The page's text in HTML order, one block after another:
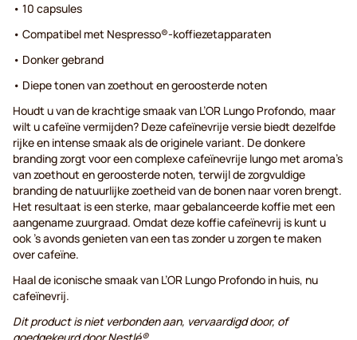
• 10 capsules
• Compatibel met Nespresso®-koffiezetapparaten
• Donker gebrand
• Diepe tonen van zoethout en geroosterde noten
Houdt u van de krachtige smaak van L’OR Lungo Profondo, maar
wilt u cafeïne vermijden? Deze cafeïnevrije versie biedt dezelfde
rijke en intense smaak als de originele variant. De donkere
branding zorgt voor een complexe cafeïnevrije lungo met aroma’s
van zoethout en geroosterde noten, terwijl de zorgvuldige
branding de natuurlijke zoetheid van de bonen naar voren brengt.
Het resultaat is een sterke, maar gebalanceerde koffie met een
aangename zuurgraad. Omdat deze koffie cafeïnevrij is kunt u
ook ’s avonds genieten van een tas zonder u zorgen te maken
over cafeïne.
Haal de iconische smaak van L’OR Lungo Profondo in huis, nu
cafeïnevrij.
Dit product is niet verbonden aan, vervaardigd door, of